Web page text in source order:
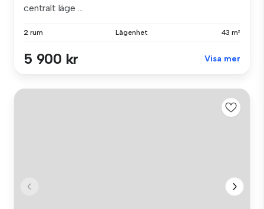
centralt läge ...
2 rum Lägenhet 43 m²
5 900 kr Visa mer